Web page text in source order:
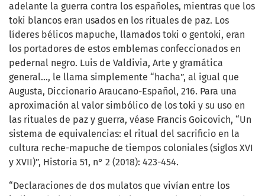
adelante la guerra contra los españoles, mientras que los
toki blancos eran usados en los rituales de paz. Los
líderes bélicos mapuche, llamados toki o gentoki, eran
los portadores de estos emblemas confeccionados en
pedernal negro. Luis de Valdivia, Arte y gramática
general…, le llama simplemente “hacha”, al igual que
Augusta, Diccionario Araucano-Español, 216. Para una
aproximación al valor simbólico de los toki y su uso en
las rituales de paz y guerra, véase Francis Goicovich, “Un
sistema de equivalencias: el ritual del sacrificio en la
cultura reche-mapuche de tiempos coloniales (siglos XVI
y XVII)”, Historia 51, n° 2 (2018): 423-454.
“Declaraciones de dos mulatos que vivían entre los